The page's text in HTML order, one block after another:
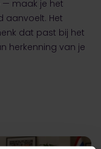
— maak je het
aanvoelt. Het
dat past bij het
herkenning van je